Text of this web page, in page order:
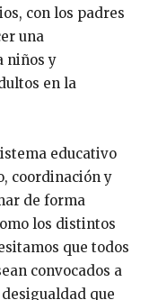
con los padres
una
niños y
en la
educativo
coordinación y
de forma
los distintos
que todos
convocados a
que